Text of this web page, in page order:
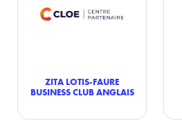
ZITA LOTIS-FAURE
BUSINESS CLUB ANGLAIS